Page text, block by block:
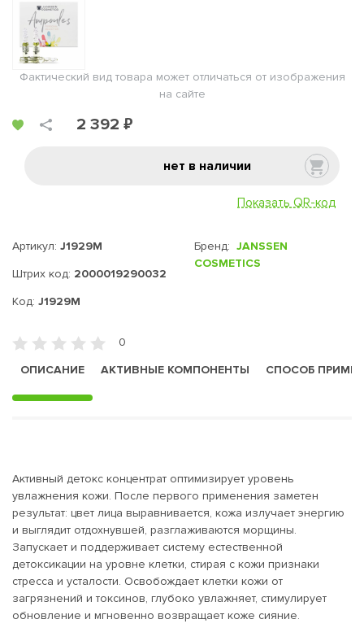
Фактический вид товара может отличаться от изображения
на сайте
2 392 ₽
нет в наличии
Показать QR-код
Артикул: J1929M
Штрих код: 2000019290032
Код: J1929M
Бренд: JANSSEN
COSMETICS
0
ОПИСАНИЕ
АКТИВНЫЕ КОМПОНЕНТЫ СПОСОБ
Активный детокс концентрат оптимизирует уровень
увлажнения кожи. После первого применения заметен
результат: цвет лица выравнивается, кожа излучает энергию
и выглядит отдохнувшей, разглаживаются морщины.
Запускает и поддерживает систему естественной
детоксикации на уровне клетки, стирая с кожи признаки
стресса и усталости. Освобождает клетки кожи от
загрязнений и токсинов, глубоко увлажняет, стимулирует
обновление и мгновенно возвращает коже сияние.